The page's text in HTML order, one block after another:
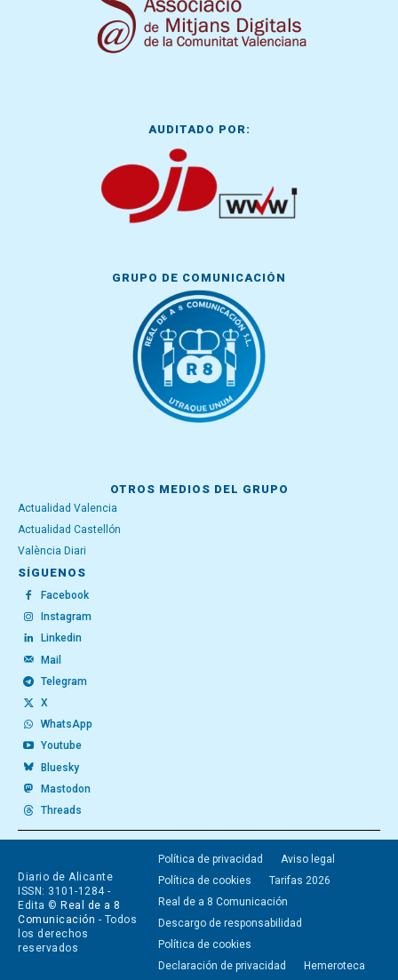
AUDITADO POR:
GRUPO DE COMUNICACIÓN
OTROS MEDIOS DEL GRUPO
Actualidad Valencia
Actualidad Castellón
València Diari
SÍGUENOS
Facebook
Instagram
Linkedin
Mail
Telegram
X
WhatsApp
Youtube
Bluesky
Mastodon
Threads
Diario de Alicante
ISSN: 3101-1284 -
Edita © Real de a 8
Comunicación - Todos
los derechos
reservados
Política de privacidad
Aviso legal
Política de cookies
Tarifas 2026
Real de a 8 Comunicación
Descargo de responsabilidad
Política de cookies
Declaración de privacidad
Hemeroteca